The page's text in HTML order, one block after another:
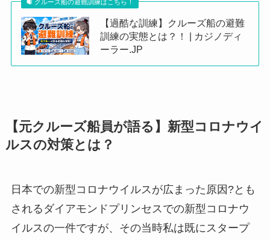
クルーズ船の避難訓練はこちら！
【過酷な訓練】クルーズ船の避難
訓練の実態とは？！ | カジノディ
ーラー.JP
【元クルーズ船員が語る】新型コロナウイ
ルスの対策とは？
日本での新型コロナウイルスが広まった原因?とも
されるダイアモンドプリンセスでの新型コロナウ
イルスの一件ですが、その当時私は既にスタープ